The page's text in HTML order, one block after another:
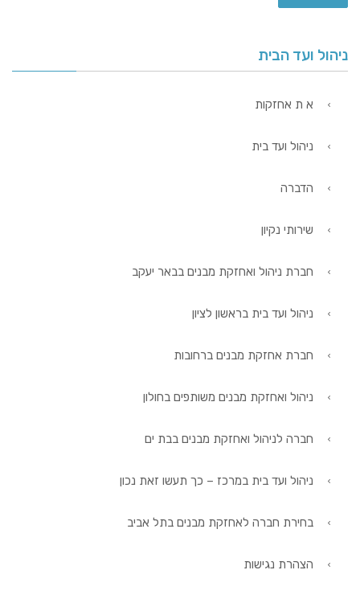
ניהול ועד הבית
א ת אחזקות
ניהול ועד בית
הדברה
שירותי נקיון
חברת ניהול ואחזקת מבנים בבאר יעקב
ניהול ועד בית בראשון לציון
חברת אחזקת מבנים ברחובות
ניהול ואחזקת מבנים משותפים בחולון
חברה לניהול ואחזקת מבנים בבת ים
ניהול ועד בית במרכז – כך תעשו זאת נכון
בחירת חברה לאחזקת מבנים בתל אביב
הצהרת נגישות